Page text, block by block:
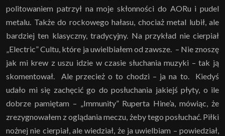
politowaniem patrzył na moje skłonności do AORu i pudel
metalu. Także do rockowego hałasu, chociaż metal lubił, ale
bardziej ten klasyczny, tradycyjny. Na przykład nie cierpiał
„Electric” Cultu, które ja uwielbiałem od zawsze. – Nie znoszę
jak mi krew z uszu idzie w czasie słuchania muzyki – tak ją
skomentował. Ale przecież o to chodzi – ja na to. Kiedyś
udało mi się zachęcić go do posłuchania jakiejś płyty, o ile
dobrze pamiętam – „Immunity” Ruperta Hine’a, mówiąc, że
zrezygnowałem z oglądania meczu, żeby tego posłuchać. Piłki
nożnej nie cierpiał, ale wiedział, że ja uwielbiam – powiedział,